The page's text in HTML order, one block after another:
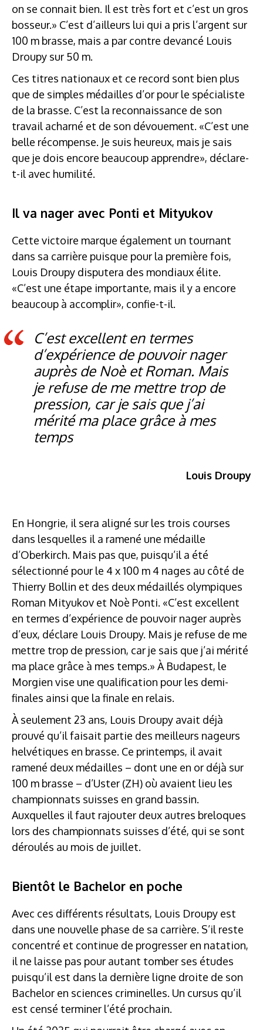
on se connait bien. Il est très fort et c’est un gros
bosseur.» C’est d’ailleurs lui qui a pris l’argent sur
100 m brasse, mais a par contre devancé Louis
Droupy sur 50 m.
Ces titres nationaux et ce record sont bien plus
que de simples médailles d’or pour le spécialiste
de la brasse. C’est la reconnaissance de son
travail acharné et de son dévouement. «C’est une
belle récompense. Je suis heureux, mais je sais
que je dois encore beaucoup apprendre», déclare-
t-il avec humilité.
Il va nager avec Ponti et Mityukov
Cette victoire marque également un tournant
dans sa carrière puisque pour la première fois,
Louis Droupy disputera des mondiaux élite.
«C’est une étape importante, mais il y a encore
beaucoup à accomplir», confie-t-il.
C’est excellent en termes
d’expérience de pouvoir nager
auprès de Noè et Roman. Mais
je refuse de me mettre trop de
pression, car je sais que j’ai
mérité ma place grâce à mes
temps
Louis Droupy
En Hongrie, il sera aligné sur les trois courses
dans lesquelles il a ramené une médaille
d’Oberkirch. Mais pas que, puisqu’il a été
sélectionné pour le 4 x 100 m 4 nages au côté de
Thierry Bollin et des deux médaillés olympiques
Roman Mityukov et Noè Ponti. «C’est excellent
en termes d’expérience de pouvoir nager auprès
d’eux, déclare Louis Droupy. Mais je refuse de me
mettre trop de pression, car je sais que j’ai mérité
ma place grâce à mes temps.» À Budapest, le
Morgien vise une qualification pour les demi-
finales ainsi que la finale en relais.
À seulement 23 ans, Louis Droupy avait déjà
prouvé qu’il faisait partie des meilleurs nageurs
helvétiques en brasse. Ce printemps, il avait
ramené deux médailles – dont une en or déjà sur
100 m brasse – d’Uster (ZH) où avaient lieu les
championnats suisses en grand bassin.
Auxquelles il faut rajouter deux autres breloques
lors des championnats suisses d’été, qui se sont
déroulés au mois de juillet.
Bientôt le Bachelor en poche
Avec ces différents résultats, Louis Droupy est
dans une nouvelle phase de sa carrière. S’il reste
concentré et continue de progresser en natation,
il ne laisse pas pour autant tomber ses études
puisqu’il est dans la dernière ligne droite de son
Bachelor en sciences criminelles. Un cursus qu’il
est censé terminer l’été prochain.